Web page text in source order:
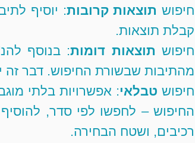
חיפוש תוצאות קרובות: יוסיף
קבלת תוצאות.
חיפוש תוצאות דומות: בנוסף
מהתיבות שבשורת החיפוש. דבר
חיפושטבלאי: אפשרויות בלתי
החיפוש – לחפשו לפי סדר, להוסיף
רכיבים, ושטח הבחירה.